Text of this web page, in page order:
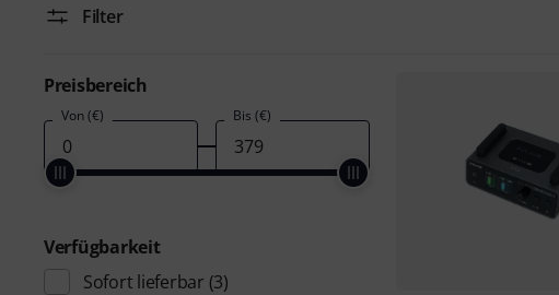
Filter
Preisbereich
Von (€) Bis (€)
Verfügbarkeit
Sofort lieferbar (3)